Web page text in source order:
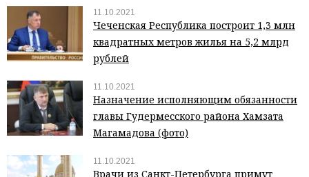
11.10.2021
Чеченская Республика построит 1,3 млн
квадратных метров жилья на 5,2 млрд
рублей
11.10.2021
Назначение исполняющим обязанности
главы Гудермесского района Хамзата
Магамадова (фото)
11.10.2021
Врачи из Санкт-Петербурга примут